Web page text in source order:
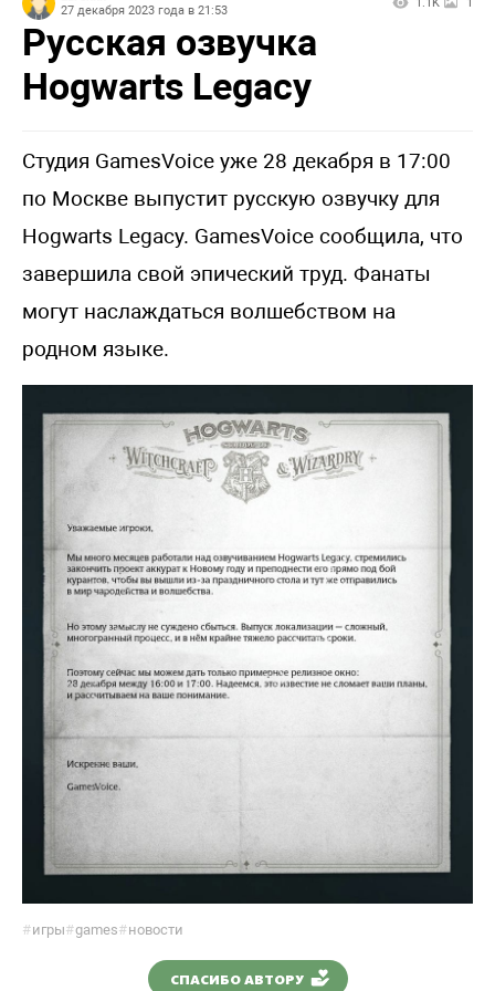
27 декабря 2023 года в 21:53
Русская озвучка
Hogwarts Legacy
Студия GamesVoice уже 28 декабря в 17:00
по Москве выпустит русскую озвучку для
Hogwarts Legacy. GamesVoice сообщила, что
завершила свой эпический труд. Фанаты
могут наслаждаться волшебством на
родном языке.
#игры#games#новости
СПАСИБО АВТОРУ